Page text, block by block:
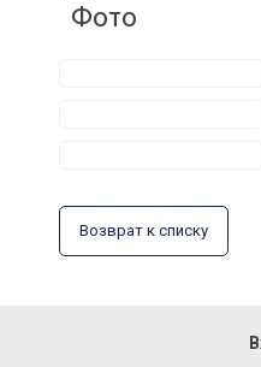
Фото
Возврат к списку